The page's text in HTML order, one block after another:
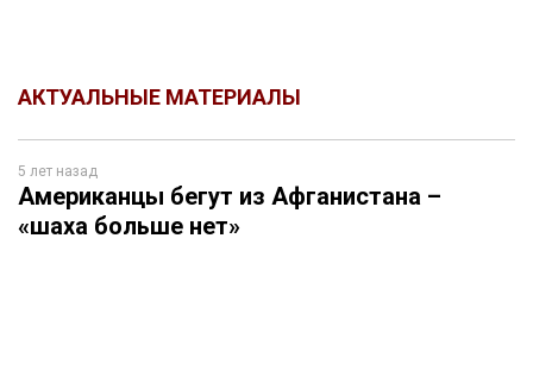
АКТУАЛЬНЫЕ МАТЕРИАЛЫ
5 лет назад
Американцы бегут из Афганистана –
«шаха больше нет»